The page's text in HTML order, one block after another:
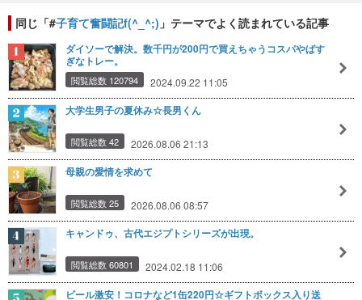
同じ「#子育て奮闘記f(^_^;) 」テーマでよく読まれている記事
ダイソーで解決。数千円が200円で買えちゃうコスパやばす
ぎなトレー。
閲覧総数 120794 2024.09.22 11:05
大学生男子の夏休み☆長男くん
閲覧総数 42 2026.08.06 21:13
母親の愛情を求めて
閲覧総数 25 2026.08.06 08:57
キャンドゥ、古代エジプトシリーズが出現。
閲覧総数 60801 2024.02.18 11:06
ビール激安！コロナなど1缶220円☆ギフトボックス入り送